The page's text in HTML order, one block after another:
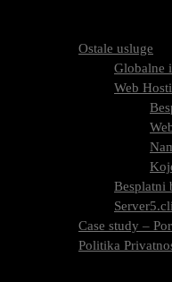
Ostale usluge
Globalne
Web
Besplatni
Case study –
Politika